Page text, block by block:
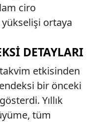
ciro
ortaya
DETAYLARI
etkisinden
bir önceki
Yıllık
tüm